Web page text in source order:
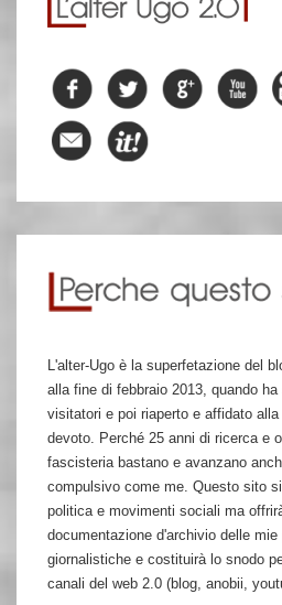
L'alter-Ugo è la superfetazione del
alla fine di febbraio 2013, quando
visitatori e poi riaperto e affidato
devoto. Perché 25 anni di ricerca e
fascisteria bastano e avanzano
compulsivo come me. Questo sito
politica e movimenti sociali ma
documentazione d'archivio delle
giornalistiche e costituirà lo snodo
canali del web 2.0 (blog, anobii,